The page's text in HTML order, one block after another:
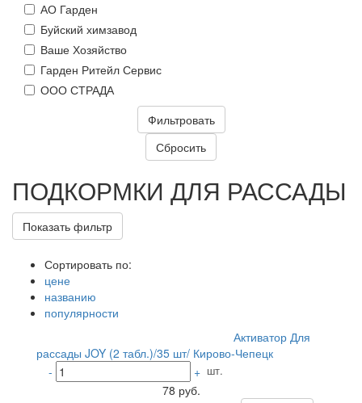
АО Гарден
Буйский химзавод
Ваше Хозяйство
Гарден Ритейл Сервис
ООО СТРАДА
ПОДКОРМКИ ДЛЯ РАССАДЫ
Показать фильтр
Сортировать по:
цене
названию
популярности
Активатор Для
рассады JOY (2 табл.)/35 шт/ Кирово-Чепецк
-
+ шт.
78 руб.